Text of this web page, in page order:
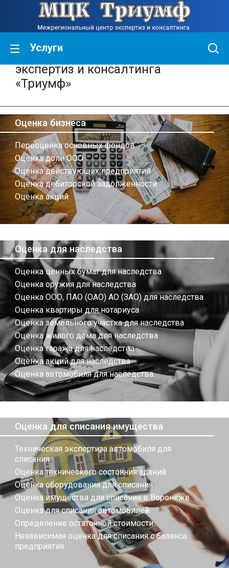
Услуги
Межрегиональный центр
экспертиз и консалтинга
«Триумф»
Оценка бизнеса
Переоценка основных фондов
Оценка доли ООО
Оценка действующих предприятий
Оценка дебиторской задолженности
Оценка акций
Оценка для наследства
Оценка ценных бумаг для наследства
Оценка оружия для наследства
Оценка ООО, ПАО (ОАО) АО (ЗАО) для наследства
Оценка квартиры для нотариуса
Оценка земельного участка для наследства
Оценка жилого дома для наследства
Оценка гаража для наследства
Оценка акций для наследства
Оценка автомобиля для наследства
Оценка для списания имущества
Техническая экспертиза автомобиля для
списания
Оценка технического состояния зданий
Оценка оборудования для списания
Оценка имущества для списания в Воронеже
Оценка для списания автомобилей
Определение остаточной стоимости
Независимая оценка для списания с баланса
предприятия